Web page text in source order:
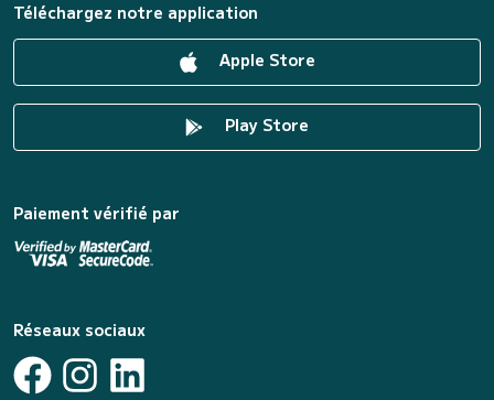
Téléchargez notre application
Apple Store
Play Store
Paiement vérifié par
Réseaux sociaux